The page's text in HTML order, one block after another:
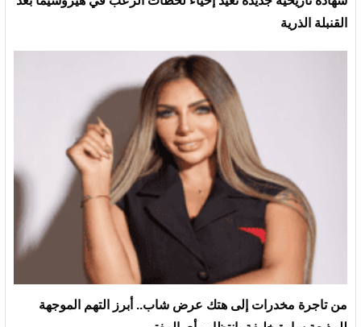
القنبلة الذرية
من تاجرة مخدرات إلى هتك عرض شاب.. أبرز التهم الموجهة